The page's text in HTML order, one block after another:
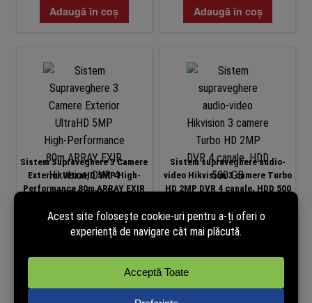
Adaugă în coș Adaugă în coș
Sistem Supraveghere 3 Camere
Exterior UltraHD 5MP High-
Performance 80m ARRAY EXIR
5MP, Auto-Adaptiv
HDTVI/HDCVI/AHD/CVBS
PRP: 1109.00 lei
Sistem supraveghere audio-
video Hikvision 3 camere Turbo
HD 2MP DVR 4 canale, HDD 500
PRP: 1200.00 lei